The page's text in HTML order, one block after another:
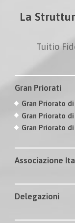
La
Tuitio
Gran Priorati
Gran Priorato di
Gran Priorato
Gran Priorato
Associazione
Delegazioni